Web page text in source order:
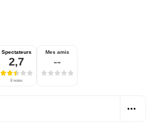
Spectateurs
2,7
8 notes
Mes amis
--